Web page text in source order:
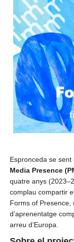
Espronceda se
Media Presence
quatre anys
complau compartir
Forms of Presence,
d’aprenentatge
arreu d’Europa.